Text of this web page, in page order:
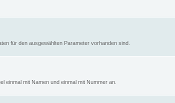
für den ausgewählten Parameter vorhanden sind.
einmal mit Namen und einmal mit Nummer an.